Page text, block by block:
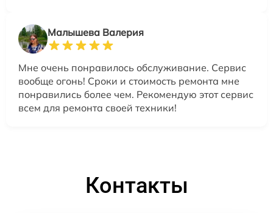
Малышева Валерия
Мне очень понравилось обслуживание. Сервис
вообще огонь! Сроки и стоимость ремонта мне
понравились более чем. Рекомендую этот сервис
всем для ремонта своей техники!
Контакты